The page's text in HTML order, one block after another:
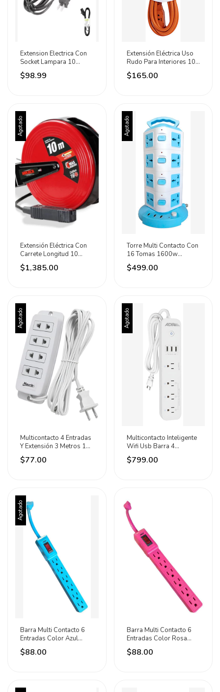
Extension Electrica Con
Socket Lampara 10
Metros Lion Tools
$98.99
Extensión Eléctrica Uso
Rudo Para Interiores 10
Metros Iusa Naranja
$165.00
Agotado
Extensión Eléctrica Con
Carrete Longitud 10
Metros Mikels Rojo
$1,385.00
Agotado
Torre Multi Contacto Con
16 Tomas 1600w
Entrada Usb Adir Blanco
Y Azul
$499.00
Agotado
Multicontacto 4 Entradas
Y Extensión 3 Metros 15a
Mavrik
$77.00
Agotado
Multicontacto Inteligente
Wifi Usb Barra 4
Contactos Adir Blanco
$799.00
Agotado
Barra Multi Contacto 6
Entradas Color Azul
Cielo 1800w Aksi Azul
Cielo
$88.00
Barra Multi Contacto 6
Entradas Color Rosa
1800w Aksi Rosa Chicle
$88.00